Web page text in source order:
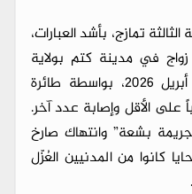
تمازج، بأشد العبارات،
في مدينة كتم بولاية
شمال دارفور، مساء الأربعاء 8 أبريل 2026، بواسطة طائرة
عن مقتل 18 مدنياً على الأقل وإصابة عدد آخر.
بشعة” وانتهاك صارخ
كانوا من المدنيين العُزّل